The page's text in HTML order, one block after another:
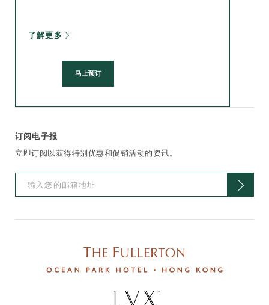
了解更多
马上预订
订阅电子报
立即订阅以获得特别优惠和促销活动的资讯。